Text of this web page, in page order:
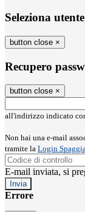
Seleziona utente
button close ×
Recupero
button close ×
all'indirizzo indicato
Non hai una e-mail
tramite la Login
E-mail inviata, si
Errore